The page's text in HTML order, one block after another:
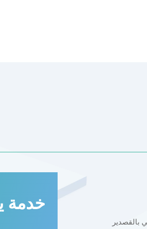
بالقصدير
خدمة